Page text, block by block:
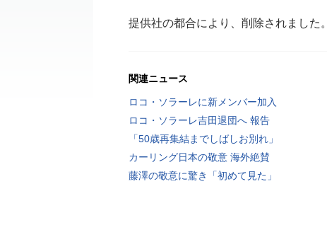
提供社の都合により、削除されました。
関連ニュース
ロコ・ソラーレに新メンバー加入
ロコ・ソラーレ吉田退団へ 報告
「50歳再集結までしばしお別れ」
カーリング日本の敬意 海外絶賛
藤澤の敬意に驚き「初めて見た」